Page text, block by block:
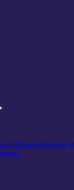
of Nanotechnology